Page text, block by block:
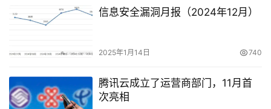
信息安全漏洞月报（2024年12月）
2025年1月14日 740
腾讯云成立了运营商部门，11月首
次亮相